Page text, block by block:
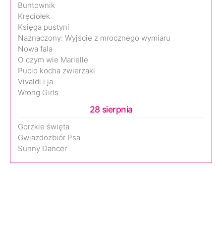
Buntownik
Kręciołek
Księga pustyni
Naznaczony: Wyjście z mrocznego wymiaru
Nowa fala
O czym wie Marielle
Pucio kocha zwierzaki
Vivaldi i ja
Wrong Girls
28 sierpnia
Gorzkie święta
Gwiazdozbiór Psa
Sunny Dancer